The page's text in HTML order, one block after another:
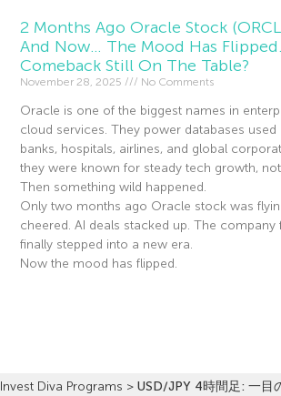
2 Months Ago Oracle Stock
And Now… The Mood Has
Comeback Still On The Table?
November 28, 2025 No Comments
Oracle is one of the biggest names in
cloud services. They power databases used
banks, hospitals, airlines, and global
they were known for steady tech growth, not
Then something wild happened.
Only two months ago Oracle stock was
cheered. AI deals stacked up. The company
finally stepped into a new era.
Now the mood has flipped.
Invest Diva Programs > USD/JPY 4時間足: 一目